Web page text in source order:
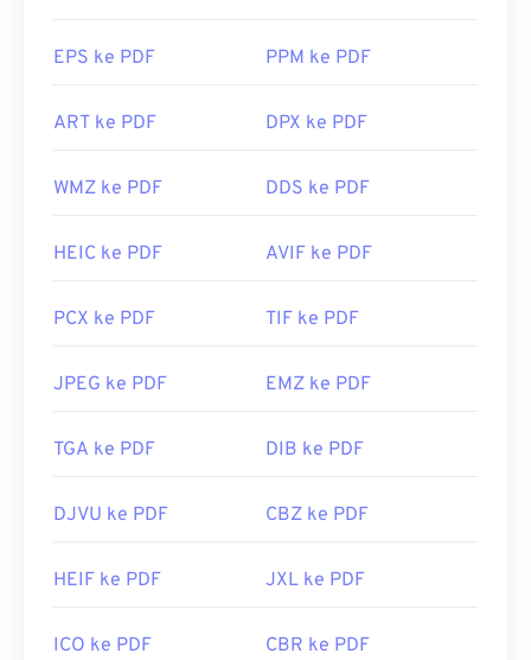
EPS ke PDF PPM ke PDF
ART ke PDF DPX ke PDF
WMZ ke PDF DDS ke PDF
HEIC ke PDF AVIF ke PDF
PCX ke PDF TIF ke PDF
JPEG ke PDF EMZ ke PDF
TGA ke PDF DIB ke PDF
DJVU ke PDF CBZ ke PDF
HEIF ke PDF JXL ke PDF
ICO ke PDF CBR ke PDF